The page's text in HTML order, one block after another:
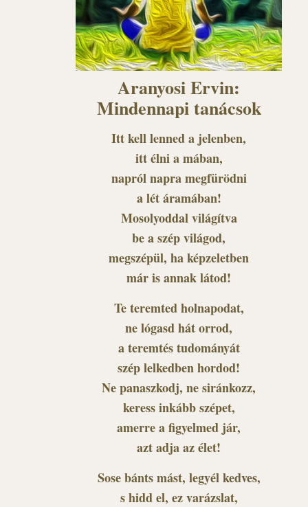
Aranyosi Ervin:
Mindennapi tanácsok
Itt kell lenned a jelenben,
itt élni a mában,
napról napra megfürödni
a lét áramában!
Mosolyoddal világítva
be a szép világod,
megszépül, ha képzeletben
már is annak látod!
Te teremted holnapodat,
ne lógasd hát orrod,
a teremtés tudományát
szép lelkedben hordod!
Ne panaszkodj, ne siránkozz,
keress inkább szépet,
amerre a figyelmed jár,
azt adja az élet!
Sose bánts mást, legyél kedves,
s hidd el, ez varázslat,